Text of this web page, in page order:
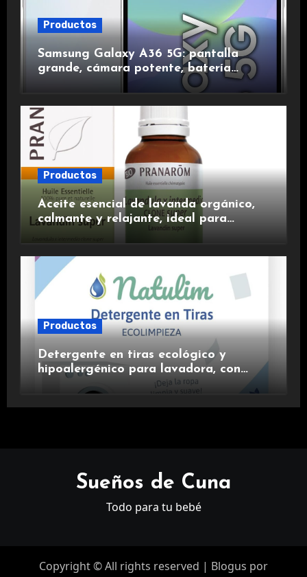
Productos
Samsung Galaxy A36 5G: pantalla
grande, cámara potente, batería
duradera y carga rápida para una
experiencia premium.
Productos
Aceite esencial de lavanda orgánico,
calmante y relajante, ideal para
Productos
Detergente en tiras ecológico y
hipoalergénico para lavadora, con
suavizante incluido y fragancia de
Sueños de Cuna
Todo para tu bebé
Copyright © All rights reserved | Blogus por